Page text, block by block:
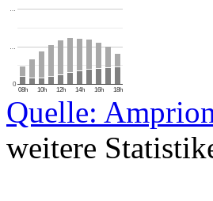
08h 10h 12h 14h 16h 18h
0
…
…
Quelle:
weitere